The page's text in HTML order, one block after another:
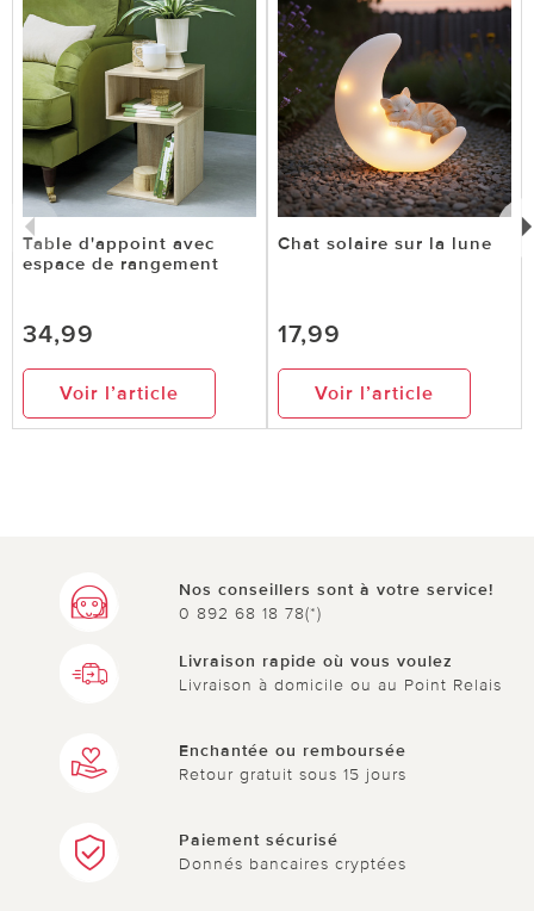
Table d'appoint avec
espace de rangement
34,99
Voir l’article
Chat solaire sur la lune
17,99
Voir l’article
Nos conseillers sont à votre service!
0 892 68 18 78(*)
Livraison rapide où vous voulez
Livraison à domicile ou au Point Relais
Enchantée ou remboursée
Retour gratuit sous 15 jours
Paiement sécurisé
Donnés bancaires cryptées